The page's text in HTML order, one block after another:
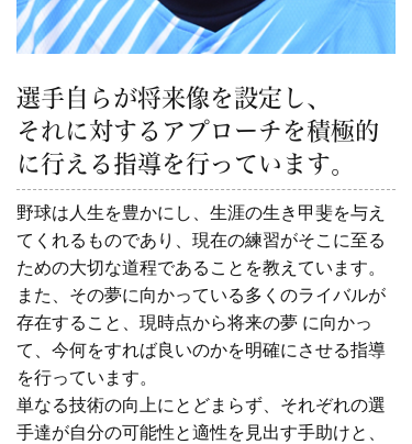
選手自らが将来像を設定し、
それに対するアプローチを積極的
に行える指導を行っています。
野球は人生を豊かにし、生涯の生き甲斐を与え
てくれるものであり、現在の練習がそこに至る
ための大切な道程であることを教えています。
また、その夢に向かっている多くのライバルが
存在すること、現時点から将来の夢 に向かっ
て、今何をすれば良いのかを明確にさせる指導
を行っています。
単なる技術の向上にとどまらず、それぞれの選
手達が自分の可能性と適性を見出す手助けと、